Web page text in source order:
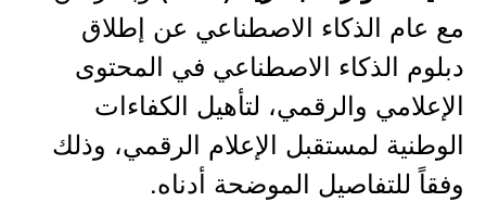
مع عام الذكاء الاصطناعي عن إطلاق
دبلوم الذكاء الاصطناعي في المحتوى
الإعلامي والرقمي، لتأهيل الكفاءات
الوطنية لمستقبل الإعلام الرقمي، وذلك
وفقاً للتفاصيل الموضحة أدناه.